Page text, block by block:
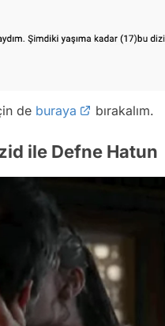
de buraya bırakalım.
ile Defne Hatun